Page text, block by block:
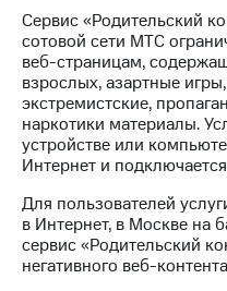
Интервью
Финансовая
отчетность
Контакты
Новости
в
регионе
и акционерам
Корпоративное
Сервис «Родительский
сотовой сети МТС
веб-страницам,
взрослых, азартные
экстремистские,
наркотики материалы.
устройстве или
Интернет и
Для пользователей
в Интернет, в Москве на
сервис «Родительский
негативного веб-